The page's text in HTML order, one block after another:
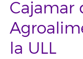
Cajamar
la ULL